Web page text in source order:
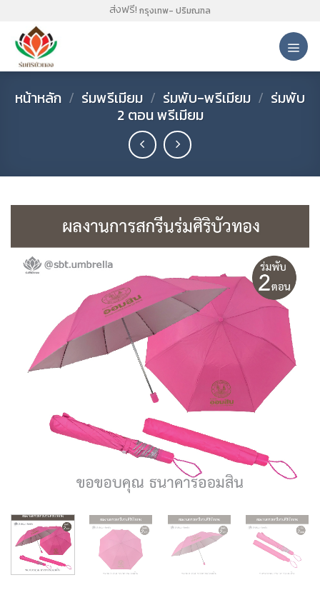
content
ส่งฟรี! กรุงเทพ- ปริมณฑล
หน้าหลัก / ร่มพรีเมียม / ร่มพับ-พรีเมียม / ร่มพับ
2 ตอน พรีเมียม